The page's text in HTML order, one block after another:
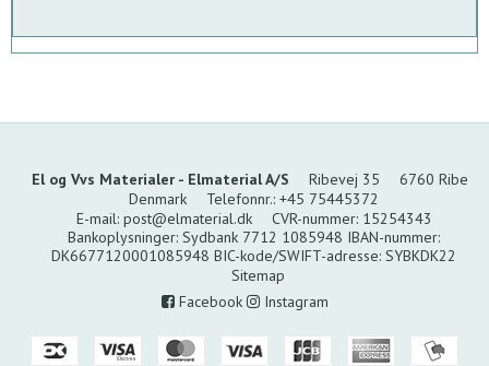
El og Vvs Materialer - Elmaterial A/S Ribevej 35
6760 Ribe
Denmark
Telefonnr.: +45 75445372
E-mail: post@elmaterial.dk CVR-nummer:15254343
Bankoplysninger: Sydbank 7712 1085948 IBAN-nummer:
DK6677120001085948 BIC-kode/SWIFT-adresse: SYBKDK22
Sitemap
Facebook
Instagram